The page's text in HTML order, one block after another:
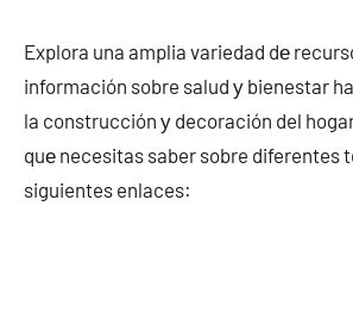
Explora una amplia variedad dе
información sobre salud у bienestar
la construcción у decoración del
quе necesitas saber sobre diferentes
siguientes enlaces: